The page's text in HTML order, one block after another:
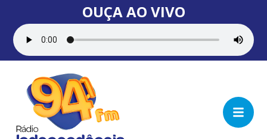
OUÇA AO VIVO